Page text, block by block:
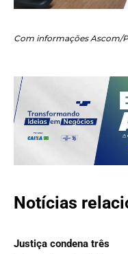
Com informações Ascom/
Notícias
Justiça condena três